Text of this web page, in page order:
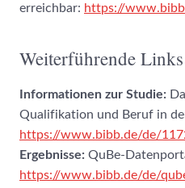
erreichbar: https://
Weiterführende Links
Informationen zur Studie:
Qualifikation und Beruf in
https://www.bibb.de/de/
Ergebnisse: QuBe-
https://www.bibb.de/de/